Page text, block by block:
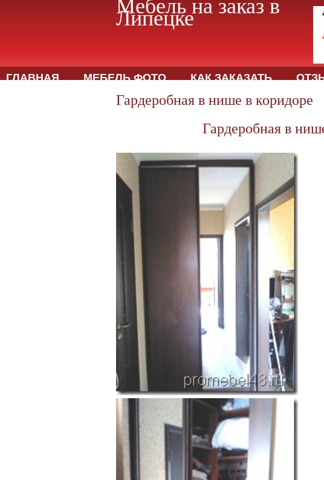
Мебель на заказ в
Липецке
ГЛАВНАЯ МЕБЕЛЬ ФОТО КАК ЗАКАЗАТЬ
Гардеробная в нише в коридоре
Гардеробная в